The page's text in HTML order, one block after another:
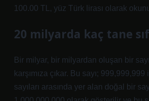
100.00 TL, yüz Türk lirası olarak
20 milyarda kaç tane
Bir milyar, bir milyardan oluşan bir
karşımıza çıkar. Bu sayı;
sayıları arasında yer alan doğal bir